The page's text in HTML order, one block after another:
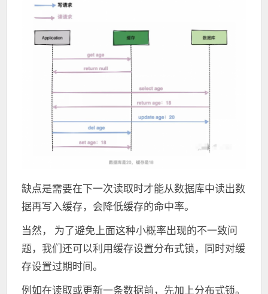
缺点是需要在下一次读取时才能从数据库中读出数
据再写入缓存，会降低缓存的命中率。
当然， 为了避免上面这种小概率出现的不一致问
题，我们还可以利用缓存设置分布式锁，同时对缓
存设置过期时间。
例如在读取或更新一条数据前，先加上分布式锁。